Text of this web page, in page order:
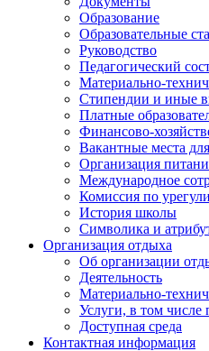
Образование
Образовательные
Руководство
Педагогический
Материально-
Стипендии и иные
Платные
Финансово-
Вакантные места
Организация
Международное
Комиссия по
История школы
Символика и
Организация отдыха
Об организации
Деятельность
Материально-
Услуги, в том числе
Доступная среда
Контактная информация